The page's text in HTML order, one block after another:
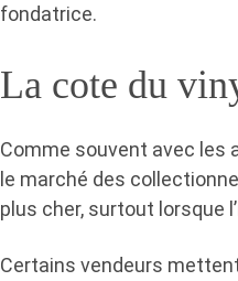
fondatrice.
La cote du
Comme souvent avec les
le marché des
plus cher, surtout lorsque
Certains vendeurs